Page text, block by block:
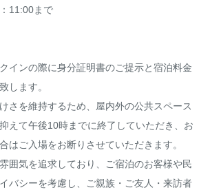
11:00まで
インの際に身分証明書のご提示と宿泊料金
します。
さを維持するため、屋内外の公共スペース
えて午後10時までに終了していただき、お
はご入場をお断りさせていただきます。
囲気を追求しており、ご宿泊のお客様や民
バシーを考慮し、ご親族・ご友人・来訪者